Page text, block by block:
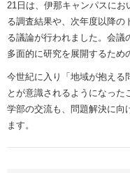
21日は、伊那キャンパスに
る調査結果や、次年度以降の
る議論が行われました。会議
多面的に研究を展開するため
今世紀に入り「地域が抱える
とが意識されるようになった
学部の交流も、問題解決に向
ます。